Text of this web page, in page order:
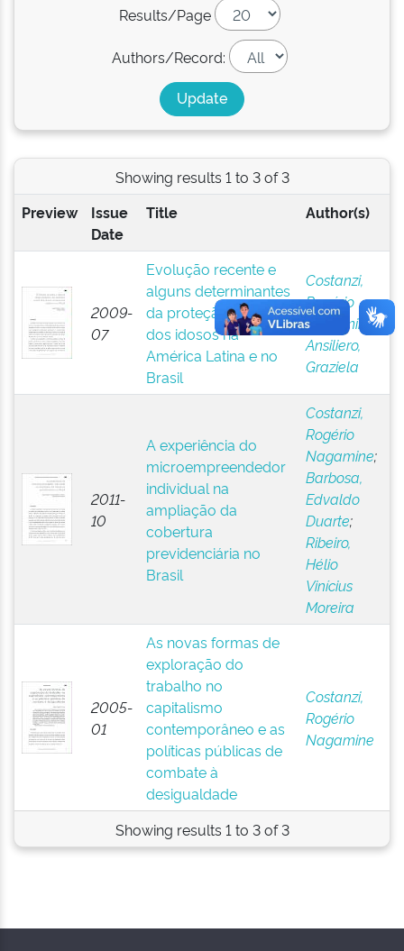
Results/Page
Authors/Record:
Showing results 1 to 3 of 3
Preview
Issue
Date
Title Author(s)
2009-
07
Evolução recente e
alguns determinantes
da proteção social
dos idosos na
América Latina e no
Brasil
Costanzi,
Rogério
Nagamine;
Ansiliero,
Graziela
2011-
10
A experiência do
microempreendedor
individual na
ampliação da
cobertura
previdenciária no
Brasil
Costanzi,
Rogério
Nagamine;
Barbosa,
Edvaldo
Duarte;
Ribeiro,
Hélio
Vinícius
Moreira
2005-
01
As novas formas de
exploração do
trabalho no
capitalismo
contemporâneo e as
políticas públicas de
combate à
desigualdade
Costanzi,
Rogério
Nagamine
Showing results 1 to 3 of 3